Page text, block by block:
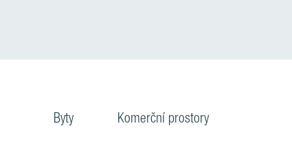
Byty Komerční prostory